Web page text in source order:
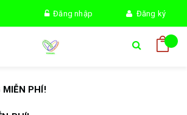
Đăng nhập Đăng ký
MIỄN PHÍ!